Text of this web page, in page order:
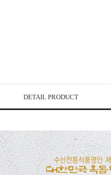
DETAIL PRODUCT